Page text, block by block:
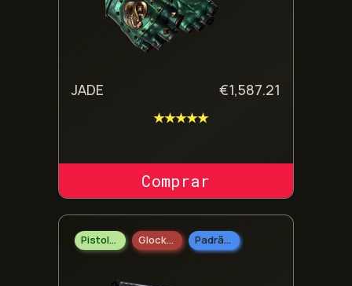
JADE €1,587.21
★★★★★
COMPRAR SKIN
Pistolas Glock-18 Padrão Militar